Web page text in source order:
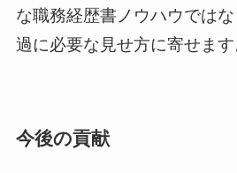
な職務経歴書ノウハウでは
過に必要な見せ方に寄せます
今後の貢献